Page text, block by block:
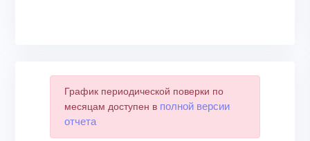
График периодической поверки по
месяцам доступен в полной версии
отчета